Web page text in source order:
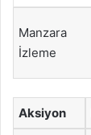
Manzara
İzleme
Aksiyon